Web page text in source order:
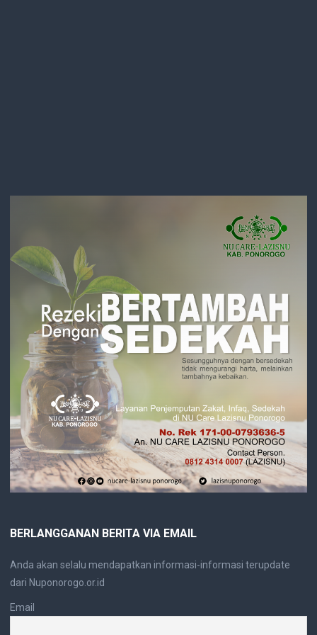
BERLANGGANAN BERITA VIA EMAIL
Anda akan selalu mendapatkan informasi-informasi terupdate
dari Nuponorogo.or.id
Email